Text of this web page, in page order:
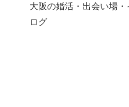
大阪の婚活・出会い場
ログ